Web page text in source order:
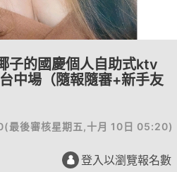
子的國慶個人自助式ktv
中場（隨報隨審+新手友
(最後審核星期五,十月 10日 05:20)
登入以瀏覽報名數